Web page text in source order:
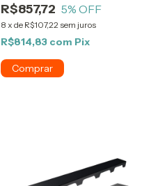
R$857,72 5% OFF
8 x de R$107,22 sem juros
R$814,83 com Pix